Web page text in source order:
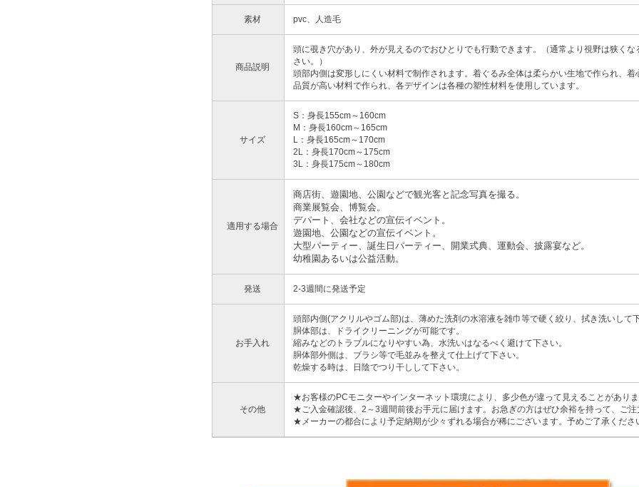
素材 pvc、人造毛
商品説明
頭に覗き穴があり、外が見えるのでおひとりでも行動できます。（通常より視野は狭く
さい。）
頭部内側は変形しにくい材料で制作されます。着ぐるみ全体は柔らかい生地で作られ、着
品質が高い材料で作られ、各デザインは各種の塑性材料を使用しています。
サイズ
S：身長155cm～160cm
M：身長160cm～165cm
L：身長165cm～170cm
2L：身長170cm～175cm
3L：身長175cm～180cm
適用する場合
商店街、遊園地、公園などで観光客と記念写真を撮る。
商業展覧会、博覧会。
デパート、会社などの宣伝イベント。
遊園地、公園などの宣伝イベント。
大型パーティー、誕生日パーティー、開業式典、運動会、披露宴など。
幼稚園あるいは公益活動。
発送 2-3週間に発送予定
お手入れ
頭部内側(アクリルやゴム部)は、薄めた洗剤の水溶液を雑巾等で硬く絞り、拭き洗いして下
胴体部は、ドライクリーニングが可能です。
縮みなどのトラブルになりやすい為、水洗いはなるべく避けて下さい。
胴体部外側は、ブラシ等で毛並みを整えて仕上げて下さい。
乾燥する時は、日陰でつり干しして下さい。
その他
★お客様のPCモニターやインターネット環境により、多少色が違って見えることがありま
★ご入金確認後、2～3週間前後お手元に届けます。お急ぎの方はぜひ余裕を持って、ご注
★メーカーの都合により予定納期が少々ずれる場合が稀にございます。予めご了承くださ